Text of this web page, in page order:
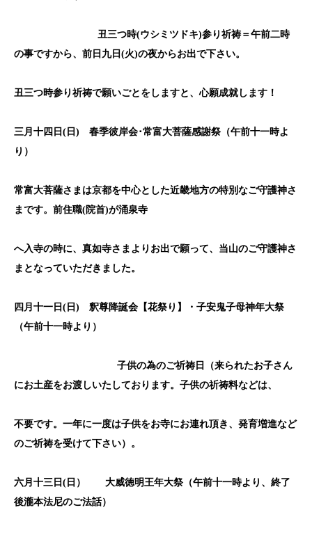
丑三つ時(ウシミツドキ)参り祈祷＝午前二時
の事ですから、前日九日 (火)の夜からお出で下さい。
丑三つ時参り祈祷で願いごとをしますと、心願成就します！
三月十四日( 日) 春季彼岸会･常富大菩薩感謝祭（午前十一時よ
り）
常富大菩薩さまは京都を中心とした近畿地方の特別なご守護神さ
まです。前住職(院首)が涌泉寺
へ入寺の時に、真如寺さまよりお出で願って、当山のご守護神さ
まとなっていただきました。
四月十一日( 日) 釈尊降誕会【花祭り】・子安鬼子母神年大祭
（午前十一時より）
子供の為のご祈祷日（来られたお子さん
にお土産をお渡しいたしております。子供の祈祷料などは、
不要です。一年に一度は子供をお寺にお連れ頂き、発育増進など
のご祈祷を受けて下さい）。
六月 十三 日( 日） 大威徳明王年大祭（午前十一時より、終了
後瀧本法尼のご法話）